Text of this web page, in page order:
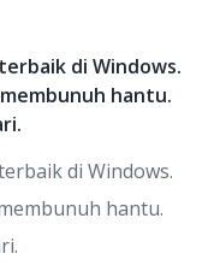
di Windows.
hantu.
di Windows.
hantu.